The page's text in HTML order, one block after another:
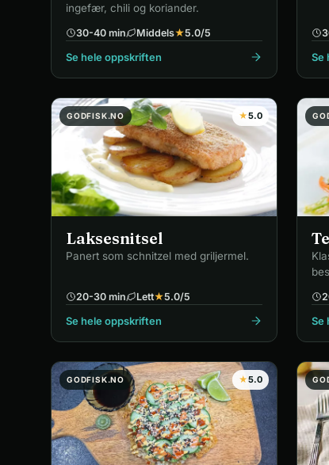
ingefær, chili og koriander.
30-40 min Middels★5.0/5
Se hele oppskriften Se
GODFISK.NO ★5.0
Laksesnitsel
Panert som schnitzel med griljermel.
20-30 min Lett★5.0/5
Se hele oppskriften Se
GODFISK.NO ★5.0